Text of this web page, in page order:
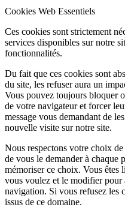
Cookies Web Essentiels
Ces cookies sont strictement
services disponibles sur notre
fonctionnalités.
Du fait que ces cookies sont
du site, les refuser aura un
Vous pouvez toujours bloquer
de votre navigateur et forcer
message vous demandant de
nouvelle visite sur notre site.
Nous respectons votre choix
de vous le demander à chaque
mémoriser ce choix. Vous êtes
vous voulez et le modifier pour
navigation. Si vous refusez les
issus de ce domaine.